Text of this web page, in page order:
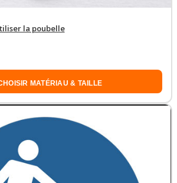
la poubelle
MATÉRIAU & TAILLE